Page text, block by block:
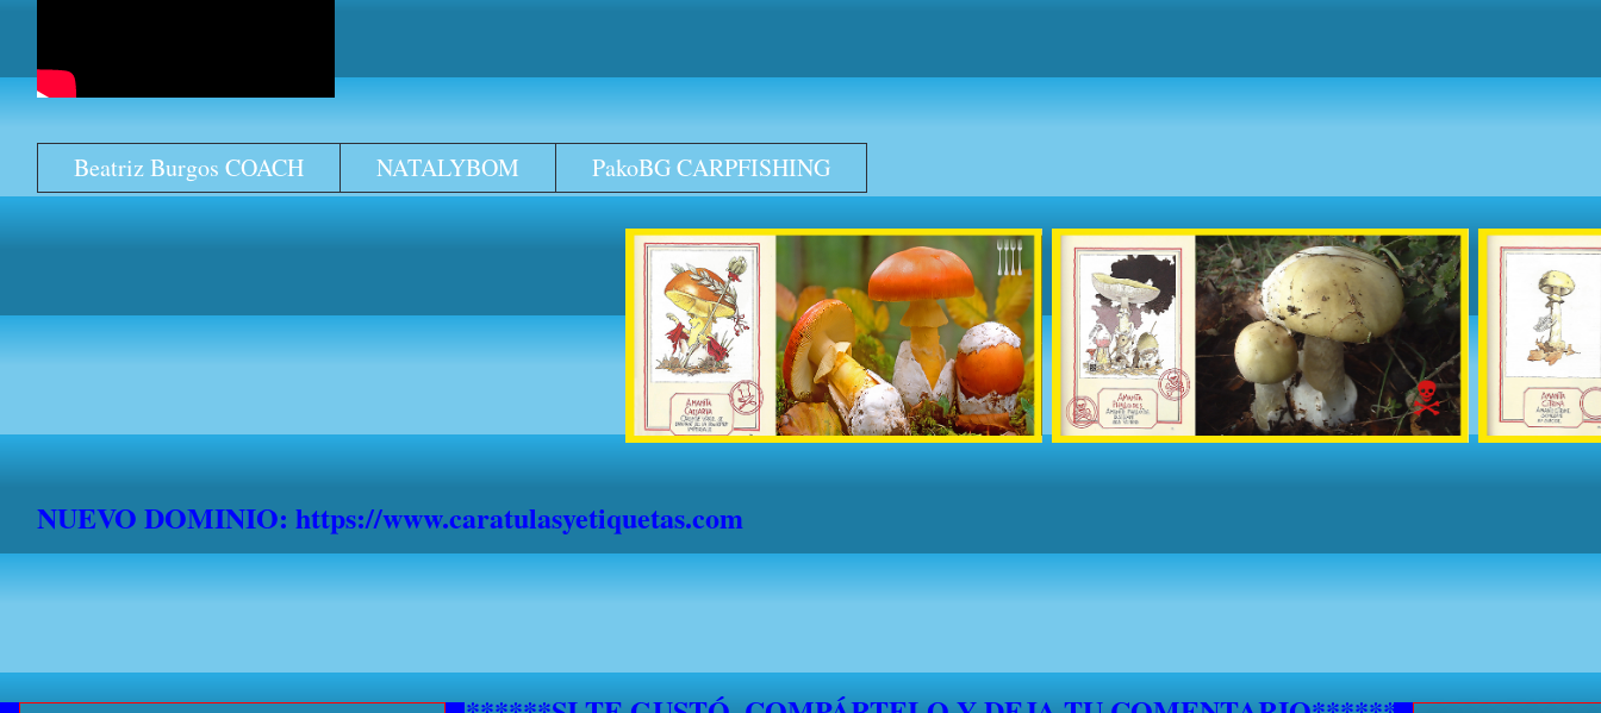
Beatriz Burgos COACH NATALYBOM PakoBG CARPFISHING
NUEVO DOMINIO: https://www.caratulasyetiquetas.com
***********AVISO A NAVEGANTES" DESDE EL 1 DE JULIO HASTA EL 15 DE SEPTIEMBRE NO SE ATENDERAN